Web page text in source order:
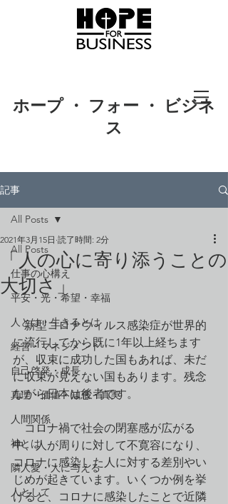
ホープ ・ フォー ・ ビジネ
ス
記事
All Posts
仕事の心構え
平安・光・希望・幸福
人とは・生きるとは
経営・マネジメント
自己啓発・成長
真理・価値・知恵・真実
人間関係
神とは
隣人愛・人に与える
人として
All Posts
「人の心に寄り添うことの
大切さ」
2021年3月15日 読了時間: 2分
新型コロナウィルス感染症が世界的
に流行してから既に1年以上経ちます
が、収束に成功した国もあれば、未だ
に収束が見えない国もあります。残念
ながら日本は後者です。
コロナ禍で社会の閉塞感が広がる
中、人が周りに対して不寛容になり、
コロナに感染した人に対する差別やい
じめが起きています。いくつか例を挙
げると、コロナに感染したことで近隣